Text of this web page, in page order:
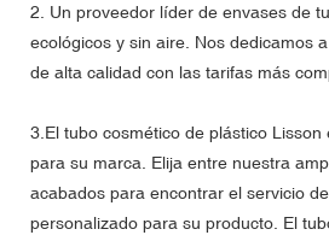
2. Un proveedor líder de envases de
ecológicos y sin aire. Nos dedicamos
de alta calidad con las tarifas más
3.El tubo cosmético de plástico Lisson
para su marca. Elija entre nuestra
acabados para encontrar el servicio
personalizado para su producto. El